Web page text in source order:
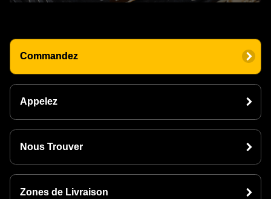
Commandez
Appelez
Nous Trouver
Zones de Livraison